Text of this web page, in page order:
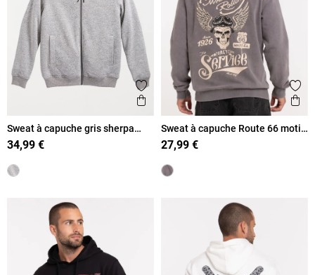
Ajouter aux favoris
Aperçu rapide
Sweat à capuche gris sherpa
homme
34,99 €
Sweat à capuche Route 66 motif
dos homme
27,99 €